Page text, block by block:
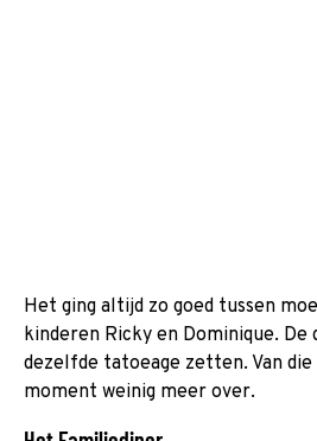
Het ging altijd zo goed tussen
kinderen Ricky en Dominique.
dezelfde tatoeage zetten. Van
moment weinig meer over.